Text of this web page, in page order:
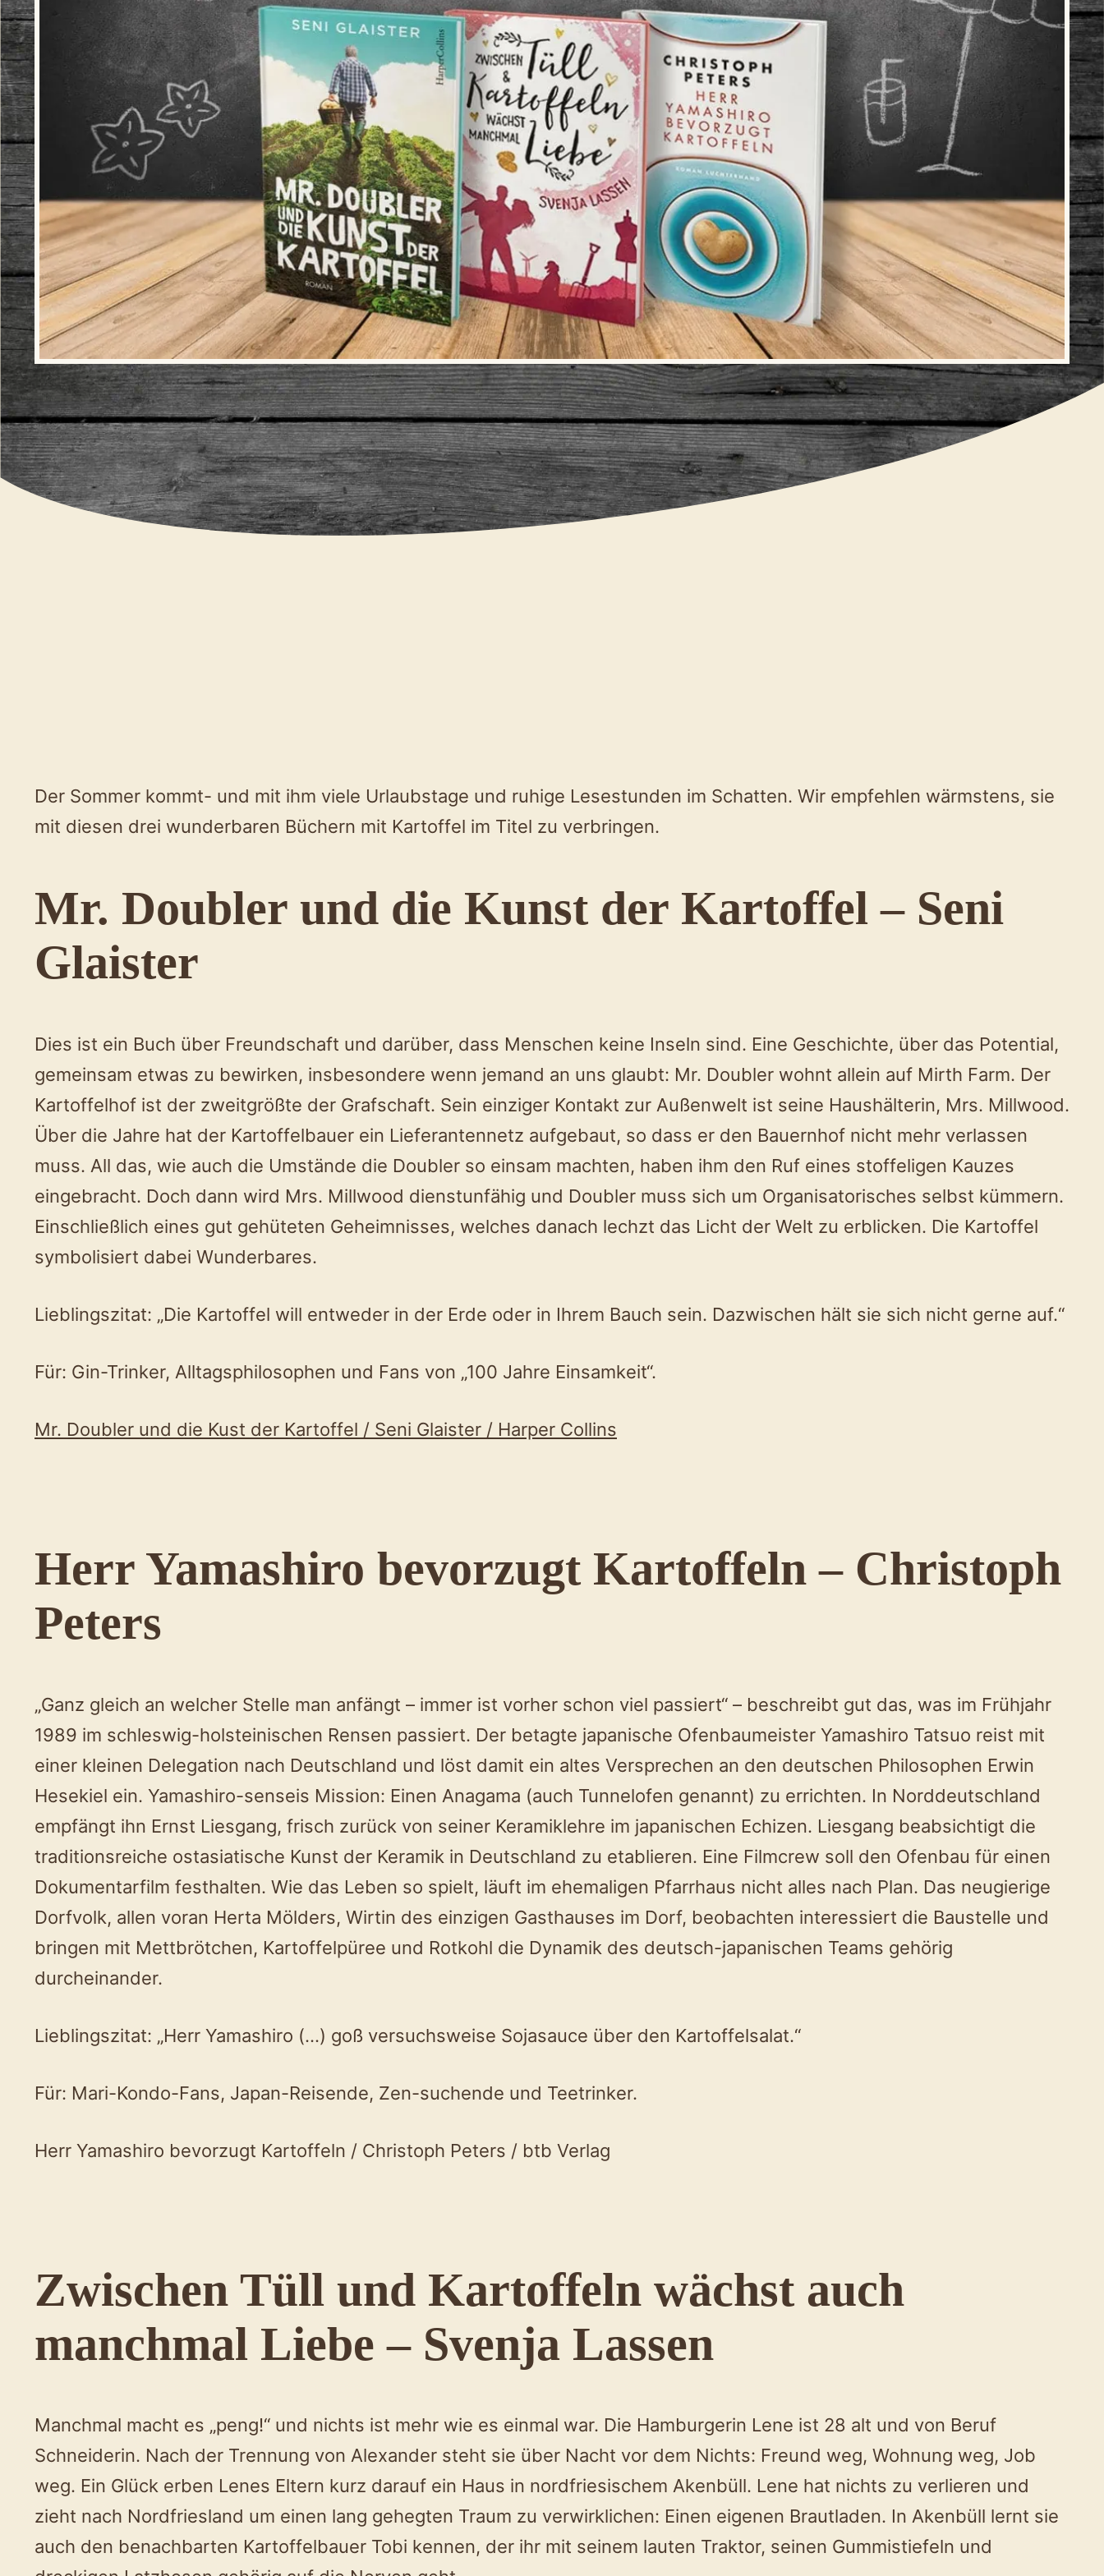
TIPPS & TRICKS
Der Sommer kommt- und mit ihm viele Urlaubstage und ruhige Lesestunden im Schatten. Wir empfehlen wärmstens, sie
mit diesen drei wunderbaren Büchern mit Kartoffel im Titel zu verbringen.
Mr. Doubler und die Kunst der Kartoffel – Seni
Glaister
Dies ist ein Buch über Freundschaft und darüber, dass Menschen keine Inseln sind. Eine Geschichte, über das Potential,
gemeinsam etwas zu bewirken, insbesondere wenn jemand an uns glaubt: Mr. Doubler wohnt allein auf Mirth Farm. Der
Kartoffelhof ist der zweitgrößte der Grafschaft. Sein einziger Kontakt zur Außenwelt ist seine Haushälterin, Mrs. Millwood.
Über die Jahre hat der Kartoffelbauer ein Lieferantennetz aufgebaut, so dass er den Bauernhof nicht mehr verlassen
muss. All das, wie auch die Umstände die Doubler so einsam machten, haben ihm den Ruf eines stoffeligen Kauzes
eingebracht. Doch dann wird Mrs. Millwood dienstunfähig und Doubler muss sich um Organisatorisches selbst kümmern.
Einschließlich eines gut gehüteten Geheimnisses, welches danach lechzt das Licht der Welt zu erblicken. Die Kartoffel
symbolisiert dabei Wunderbares.
Lieblingszitat: „Die Kartoffel will entweder in der Erde oder in Ihrem Bauch sein. Dazwischen hält sie sich nicht gerne auf.“
Für: Gin-Trinker, Alltagsphilosophen und Fans von „100 Jahre Einsamkeit“.
Mr. Doubler und die Kust der Kartoffel / Seni Glaister / Harper Collins
Herr Yamashiro bevorzugt Kartoffeln – Christoph
Peters
„Ganz gleich an welcher Stelle man anfängt – immer ist vorher schon viel passiert“ – beschreibt gut das, was im Frühjahr
1989 im schleswig-holsteinischen Rensen passiert. Der betagte japanische Ofenbaumeister Yamashiro Tatsuo reist mit
einer kleinen Delegation nach Deutschland und löst damit ein altes Versprechen an den deutschen Philosophen Erwin
Hesekiel ein. Yamashiro-senseis Mission: Einen Anagama (auch Tunnelofen genannt) zu errichten. In Norddeutschland
empfängt ihn Ernst Liesgang, frisch zurück von seiner Keramiklehre im japanischen Echizen. Liesgang beabsichtigt die
traditionsreiche ostasiatische Kunst der Keramik in Deutschland zu etablieren. Eine Filmcrew soll den Ofenbau für einen
Dokumentarfilm festhalten. Wie das Leben so spielt, läuft im ehemaligen Pfarrhaus nicht alles nach Plan. Das neugierige
Dorfvolk, allen voran Herta Mölders, Wirtin des einzigen Gasthauses im Dorf, beobachten interessiert die Baustelle und
bringen mit Mettbrötchen, Kartoffelpüree und Rotkohl die Dynamik des deutsch-japanischen Teams gehörig
durcheinander.
Lieblingszitat: „Herr Yamashiro (…) goß versuchsweise Sojasauce über den Kartoffelsalat.“
Für: Mari-Kondo-Fans, Japan-Reisende, Zen-suchende und Teetrinker.
Herr Yamashiro bevorzugt Kartoffeln / Christoph Peters / btb Verlag
Zwischen Tüll und Kartoffeln wächst auch
manchmal Liebe – Svenja Lassen
Manchmal macht es „peng!“ und nichts ist mehr wie es einmal war. Die Hamburgerin Lene ist 28 alt und von Beruf
Schneiderin. Nach der Trennung von Alexander steht sie über Nacht vor dem Nichts: Freund weg, Wohnung weg, Job
weg. Ein Glück erben Lenes Eltern kurz darauf ein Haus in nordfriesischem Akenbüll. Lene hat nichts zu verlieren und
zieht nach Nordfriesland um einen lang gehegten Traum zu verwirklichen: Einen eigenen Brautladen. In Akenbüll lernt sie
auch den benachbarten Kartoffelbauer Tobi kennen, der ihr mit seinem lauten Traktor, seinen Gummistiefeln und